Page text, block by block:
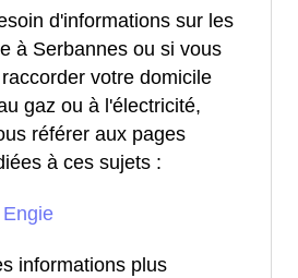
d'informations sur les
à Serbannes ou si vous
votre domicile
gaz ou à l'électricité,
référer aux pages
à ces sujets :
informations plus